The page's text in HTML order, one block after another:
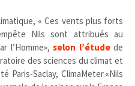
« Ces vents plus forts
Nils sont attribués au
l’Homme»,selon l’étude de
des sciences du climat et
Paris-Saclay, ClimaMeter.«Nils